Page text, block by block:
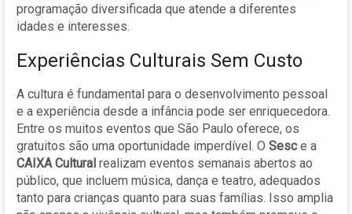
programação diversificada que atende a diferentes
idades e interesses.
Experiências Culturais Sem Custo
A cultura é fundamental para o desenvolvimento pessoal
e a experiência desde a infância pode ser enriquecedora.
Entre os muitos eventos que São Paulo oferece, os
gratuitos são uma oportunidade imperdível. O Sesce a
CAIXA Cultural realizam eventos semanais abertos ao
público, que incluem música, dança e teatro, adequados
tanto para crianças quanto para suas famílias. Isso amplia